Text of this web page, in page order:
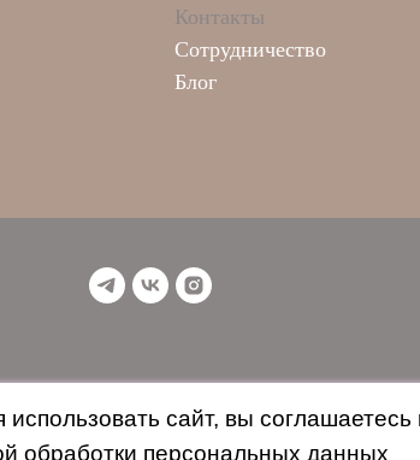
Контакты
Сотрудничество
Блог
сайт, вы
обработки персональных данных